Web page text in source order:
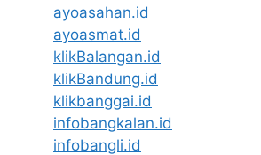
ayoasahan.id
ayoasmat.id
klikBalangan.id
klikBandung.id
klikbanggai.id
infobangkalan.id
infobangli.id